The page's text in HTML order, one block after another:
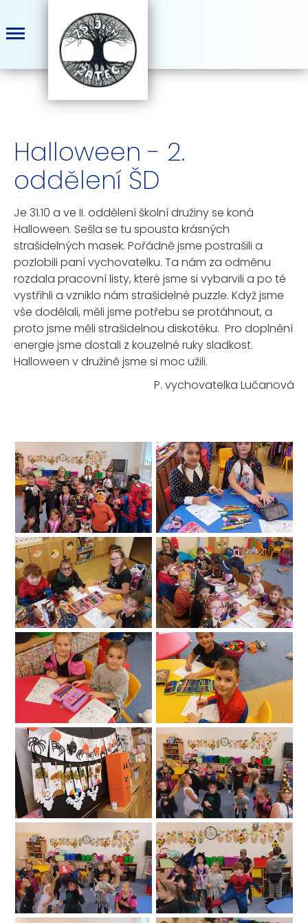
Halloween - 2.
oddělení ŠD
Je 31.10 a ve II. oddělení školní družiny se koná
Halloween. Sešla se tu spousta krásných
strašidelných masek. Pořádně jsme postrašili a
pozlobili paní vychovatelku. Ta nám za odměnu
rozdala pracovní listy, které jsme si vybarvili a po té
vystřihli a vzniklo nám strašidelné puzzle. Když jsme
vše dodělali, měli jsme potřebu se protáhnout, a
proto jsme měli strašidelnou diskotéku. Pro doplnění
energie jsme dostali z kouzelné ruky sladkost.
Halloween v družině jsme si moc užili.
P. vychovatelka Lučanová